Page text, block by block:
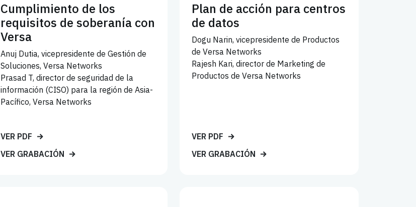
Cumplimiento de los
requisitos de soberanía con
Versa
Anuj Dutia, vicepresidente de Gestión de
Soluciones, Versa Networks
Prasad T, director de seguridad de la
información (CISO) para la región de Asia-
Pacífico, Versa Networks
VER PDF
VER GRABACIÓN
Plan de acción para centros
de datos
Dogu Narin, vicepresidente de Productos
de Versa Networks
Rajesh Kari, director de Marketing de
Productos de Versa Networks
VER PDF
VER GRABACIÓN